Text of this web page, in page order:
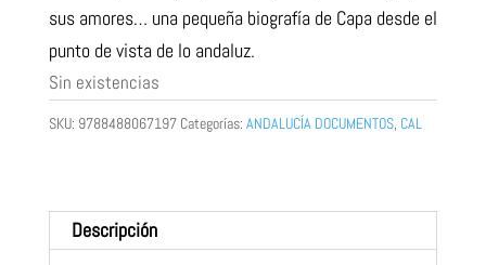
sus amores… una pequeña biografía de Capa desde el
punto de vista de lo andaluz.
Sin existencias
SKU: 9788488067197 Categorías: ANDALUCÍA DOCUMENTOS, CAL
Descripción